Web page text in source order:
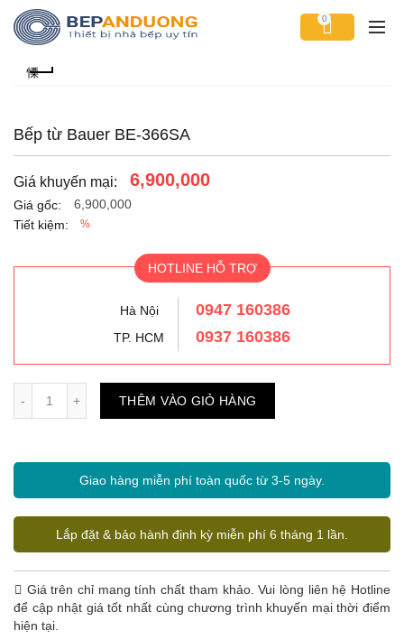
0
Bếp từ Bauer BE-366SA
Giá khuyến mại: 6,900,000
Giá gốc:
6,900,000
Tiết kiệm:
%
HOTLINE HỖ TRỢ
Hà Nội 0947 160386
TP. HCM 0937 160386
THÊM VÀO GIỎ HÀNG
Giao hàng miễn phí toàn quốc từ 3-5 ngày.
Lắp đặt & bảo hành định kỳ miễn phí 6 tháng 1 lần.
Giá trên chỉ mang tính chất tham khảo. Vui lòng liên hệ Hotline
để cập nhật giá tốt nhất cùng chương trình khuyến mại thời điểm
hiện tại.